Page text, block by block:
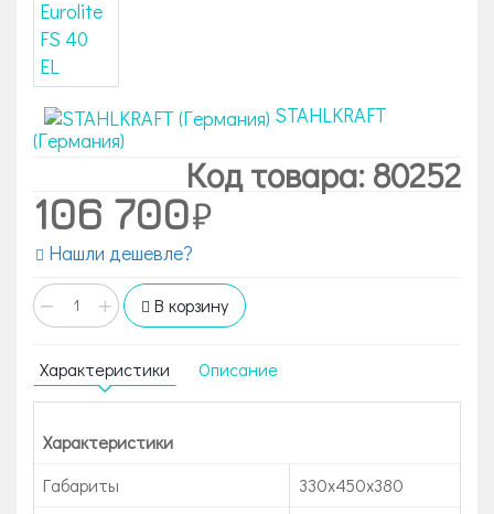
STAHLKRAFT
(Германия)
Код товара: 80252
106 700
Нашли дешевле?
− + В корзину
Характеристики Описание
Характеристики
Габариты
330x450x380